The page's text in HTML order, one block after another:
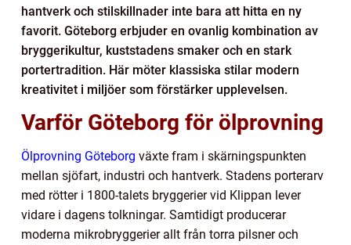
hantverk och stilskillnader inte bara att hitta en ny
favorit. Göteborg erbjuder en ovanlig kombination av
bryggerikultur, kuststadens smaker och en stark
portertradition. Här möter klassiska stilar modern
kreativitet i miljöer som förstärker upplevelsen.
Varför Göteborg för ölprovning
Ölprovning Göteborg växte fram i skärningspunkten
mellan sjöfart, industri och hantverk. Stadens porterarv
med rötter i 1800-talets bryggerier vid Klippan lever
vidare i dagens tolkningar. Samtidigt producerar
moderna mikrobryggerier allt från torra pilsner och